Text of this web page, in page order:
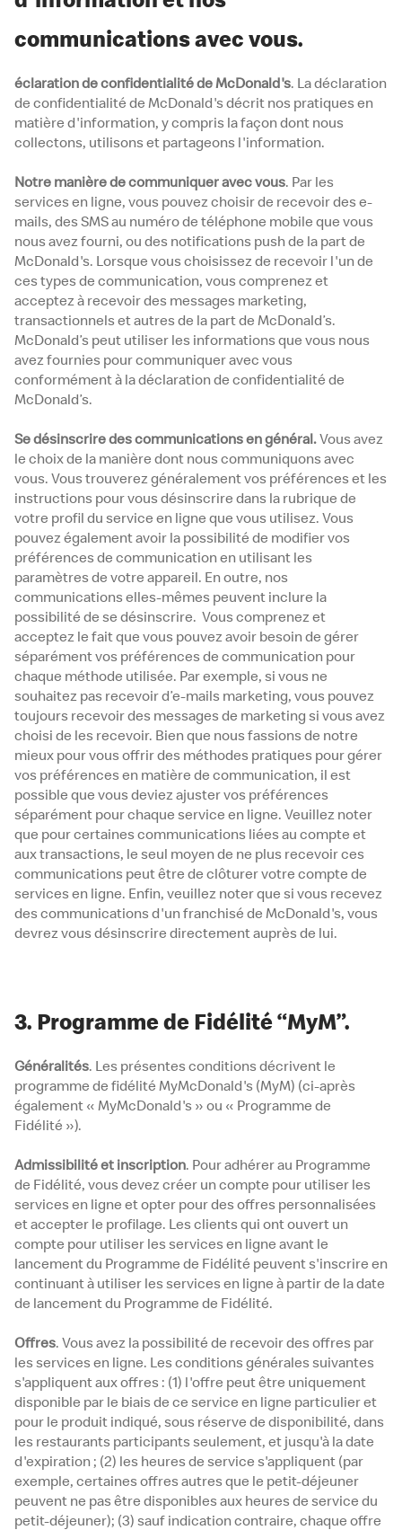
communications avec vous.
éclaration de confidentialité de McDonald's. La déclaration
de confidentialité de McDonald's décrit nos pratiques en
matière d'information, y compris la façon dont nous
collectons, utilisons et partageons l'information.
Notre manière de communiquer avec vous. Par les
services en ligne, vous pouvez choisir de recevoir des e-
mails, des SMS au numéro de téléphone mobile que vous
nous avez fourni, ou des notifications push de la part de
McDonald's. Lorsque vous choisissez de recevoir l'un de
ces types de communication, vous comprenez et
acceptez à recevoir des messages marketing,
transactionnels et autres de la part de McDonald’s.
McDonald’s peut utiliser les informations que vous nous
avez fournies pour communiquer avec vous
conformément à la déclaration de confidentialité de
McDonald’s.
Se désinscrire des communications en général.Vous avez
le choix de la manière dont nous communiquons avec
vous. Vous trouverez généralement vos préférences et les
instructions pour vous désinscrire dans la rubrique de
votre profil du service en ligne que vous utilisez. Vous
pouvez également avoir la possibilité de modifier vos
préférences de communication en utilisant les
paramètres de votre appareil. En outre, nos
communications elles-mêmes peuvent inclure la
possibilité de se désinscrire. Vous comprenez et
acceptez le fait que vous pouvez avoir besoin de gérer
séparément vos préférences de communication pour
chaque méthode utilisée. Par exemple, si vous ne
souhaitez pas recevoir d’e-mails marketing, vous pouvez
toujours recevoir des messages de marketing si vous avez
choisi de les recevoir. Bien que nous fassions de notre
mieux pour vous offrir des méthodes pratiques pour gérer
vos préférences en matière de communication, il est
possible que vous deviez ajuster vos préférences
séparément pour chaque service en ligne. Veuillez noter
que pour certaines communications liées au compte et
aux transactions, le seul moyen de ne plus recevoir ces
communications peut être de clôturer votre compte de
services en ligne. Enfin, veuillez noter que si vous recevez
des communications d'un franchisé de McDonald's, vous
devrez vous désinscrire directement auprès de lui.
3. Programme de Fidélité “MyM”.
Généralités. Les présentes conditions décrivent le
programme de fidélité MyMcDonald's (MyM) (ci-après
également « MyMcDonald's » ou « Programme de
Fidélité »).
Admissibilité et inscription. Pour adhérer au Programme
de Fidélité, vous devez créer un compte pour utiliser les
services en ligne et opter pour des offres personnalisées
et accepter le profilage. Les clients qui ont ouvert un
compte pour utiliser les services en ligne avant le
lancement du Programme de Fidélité peuvent s'inscrire en
continuant à utiliser les services en ligne à partir de la date
de lancement du Programme de Fidélité.
Offres. Vous avez la possibilité de recevoir des offres par
les services en ligne. Les conditions générales suivantes
s'appliquent aux offres : (1) l'offre peut être uniquement
disponible par le biais de ce service en ligne particulier et
pour le produit indiqué, sous réserve de disponibilité, dans
les restaurants participants seulement, et jusqu'à la date
d'expiration ; (2) les heures de service s'appliquent (par
exemple, certaines offres autres que le petit-déjeuner
peuvent ne pas être disponibles aux heures de service du
petit-déjeuner); (3) sauf indication contraire, chaque offre